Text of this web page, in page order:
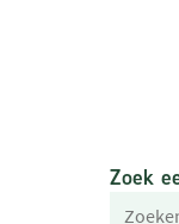
Zoek